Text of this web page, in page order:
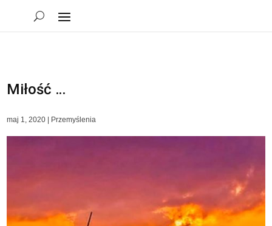
Miłość …
maj 1, 2020 Przemyślenia